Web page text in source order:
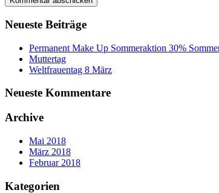
Neueste Beiträge
Permanent Make Up Sommeraktion 30%
Muttertag
Weltfrauentag 8 März
Neueste Kommentare
Archive
Mai 2018
März 2018
Februar 2018
Kategorien